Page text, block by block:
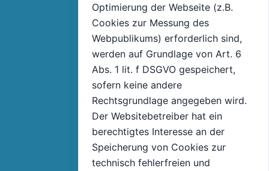
Optimierung der Webseite (z.B.
Cookies zur Messung des
Webpublikums) erforderlich sind,
werden auf Grundlage von Art. 6
Abs. 1 lit. f DSGVO gespeichert,
sofern keine andere
Rechtsgrundlage angegeben wird.
Der Websitebetreiber hat ein
berechtigtes Interesse an der
Speicherung von Cookies zur
technisch fehlerfreien und